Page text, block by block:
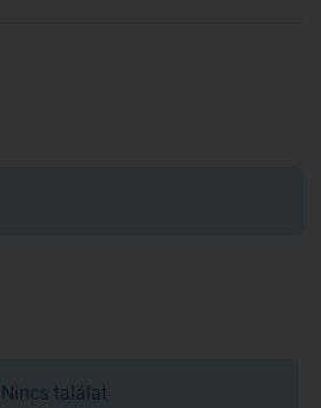
Nincs találat